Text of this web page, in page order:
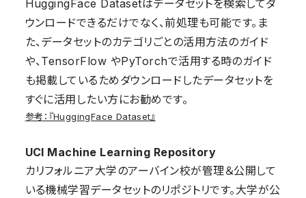
HuggingFace Datasetはデータセットを検索してダ
ウンロードできるだけでなく、前処理も可能です。ま
た、データセットのカテゴリごとの活用方法のガイド
や、TensorFlow やPyTorchで活用する時のガイド
も掲載しているためダウンロードしたデータセットを
すぐに活用したい方にお勧めです。
参考：『HuggingFace Dataset』
UCI Machine Learning Repository
カリフォルニア大学のアーバイン校が管理＆公開して
いる機械学習データセットのリポジトリです。大学が公